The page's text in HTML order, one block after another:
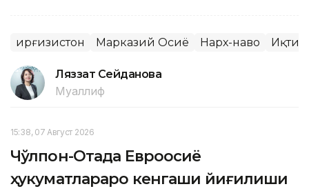
Қирғизистон Марказий Осиё Нарх-наво
Ляззат Сейданова
Муаллиф
15:38, 07 Август 2026
Чўлпон-Отада Евроосиё
ҳукуматлараро кенгаши йиғилиши